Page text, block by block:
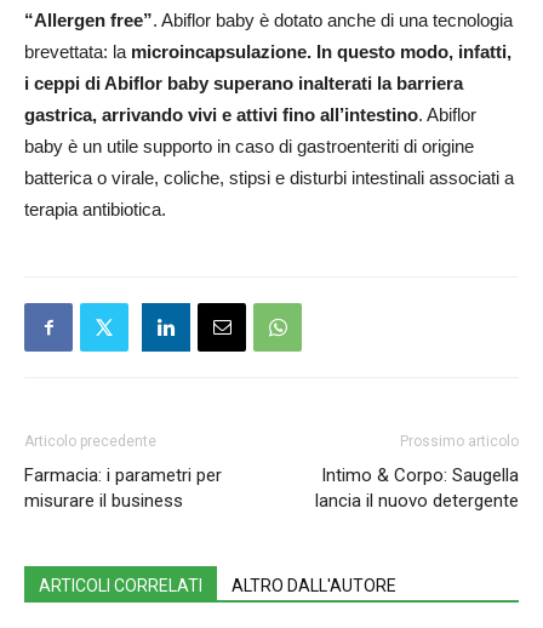
“Allergen free”. Abiflor baby è dotato anche di una tecnologia
brevettata: la microincapsulazione. In questo modo, infatti,
i ceppi di Abiflor baby superano inalterati la barriera
gastrica, arrivando vivi e attivi fino all’intestino. Abiflor
baby è un utile supporto in caso di gastroenteriti di origine
batterica o virale, coliche, stipsi e disturbi intestinali associati a
terapia antibiotica.
Articolo precedente
Farmacia: i parametri per
misurare il business
Prossimo articolo
Intimo & Corpo: Saugella
lancia il nuovo detergente
ARTICOLI CORRELATI ALTRO DALL'AUTORE